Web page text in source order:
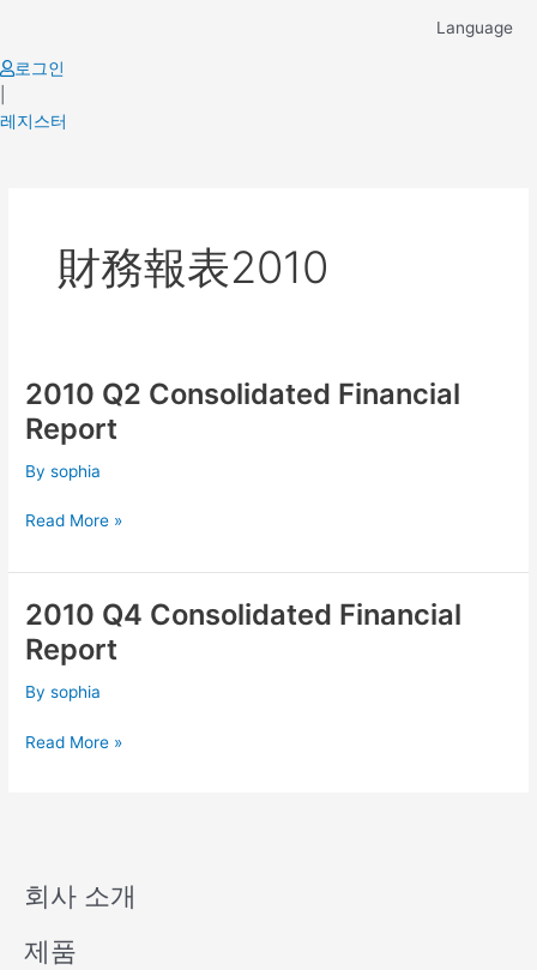
content
Language
로그인
레지스터
財務報表2010
2010 Q2 Consolidated Financial
Report
Bysophia
2010
Q2
Consolidated
Financial
Read More »
2010 Q4 Consolidated Financial
Report
Bysophia
2010
Q4
Consolidated
Financial
Read More »
회사 소개
제품